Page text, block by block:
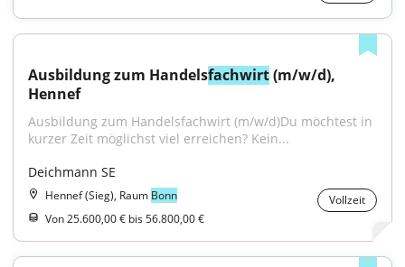
Ausbildung zum Handelsfachwirt (m/w/d),
Hennef
Ausbildung zum Handelsfachwirt (m/w/d)Du möchtest in
kurzer Zeit möglichst viel erreichen? Kein...
Deichmann SE
Hennef (Sieg), Raum Bonn
Vollzeit
Von 25.600,00 € bis 56.800,00 €